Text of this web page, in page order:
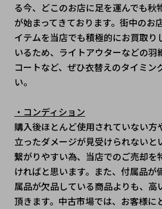
る今、どこのお店に足を運んでも秋
が始まってきております。街中のお
イテムを当店でも積極的にお買取り
いるため、ライトアウターなどの羽
コートなど、ぜひ衣替えのタイミン
い。
・コンディション
購入後ほとんど使用されていない方
立ったダメージが見受けられないと
繋がりやすい為、当店でのご売却を
ければと思います。また、付属品が
属品が欠品している商品よりも、高
頂きます。中古市場では、お客様に